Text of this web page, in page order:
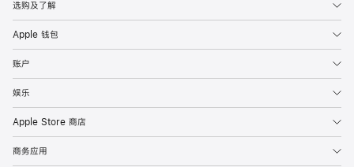
选购及了解
Apple 钱包
账户
娱乐
Apple Store 商店
商务应用